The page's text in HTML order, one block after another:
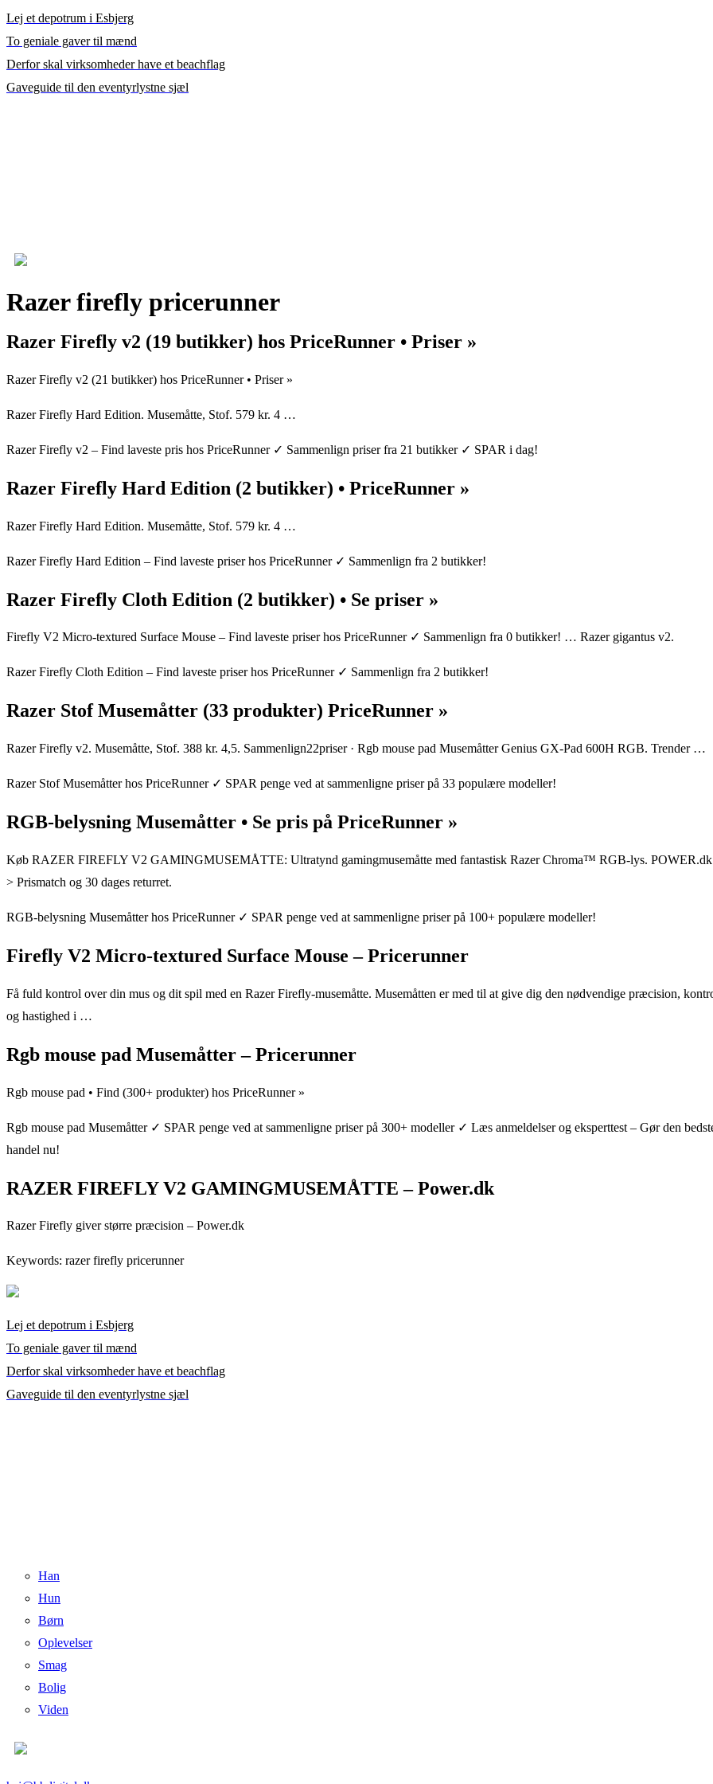
Lej et depotrum i Esbjerg
To geniale gaver til mænd
Derfor skal virksomheder have et beachflag
Gaveguide til den eventyrlystne sjæl
Razer firefly pricerunner
Razer Firefly v2 (19 butikker) hos PriceRunner • Priser »
Razer Firefly v2 (21 butikker) hos PriceRunner • Priser »
Razer Firefly Hard Edition. Musemåtte, Stof. 579 kr. 4 …
Razer Firefly v2 – Find laveste pris hos PriceRunner ✓ Sammenlign priser fra 21 butikker ✓ SPAR i dag!
Razer Firefly Hard Edition (2 butikker) • PriceRunner »
Razer Firefly Hard Edition. Musemåtte, Stof. 579 kr. 4 …
Razer Firefly Hard Edition – Find laveste priser hos PriceRunner ✓ Sammenlign fra 2 butikker!
Razer Firefly Cloth Edition (2 butikker) • Se priser »
Firefly V2 Micro-textured Surface Mouse – Find laveste priser hos PriceRunner ✓ Sammenlign fra 0 butikker! … Razer gigantus v2.
Razer Firefly Cloth Edition – Find laveste priser hos PriceRunner ✓ Sammenlign fra 2 butikker!
Razer Stof Musemåtter (33 produkter) PriceRunner »
Razer Firefly v2. Musemåtte, Stof. 388 kr. 4,5. Sammenlign22priser · Rgb mouse pad Musemåtter Genius GX-Pad 600H RGB. Trender …
Razer Stof Musemåtter hos PriceRunner ✓ SPAR penge ved at sammenligne priser på 33 populære modeller!
RGB-belysning Musemåtter • Se pris på PriceRunner »
Køb RAZER FIREFLY V2 GAMINGMUSEMÅTTE: Ultratynd gamingmusemåtte med fantastisk Razer Chroma™ RGB-lys.
> Prismatch og 30 dages returret.
RGB-belysning Musemåtter hos PriceRunner ✓ SPAR penge ved at sammenligne priser på 100+ populære modeller!
Firefly V2 Micro-textured Surface Mouse – Pricerunner
Få fuld kontrol over din mus og dit spil med en Razer Firefly-musemåtte. Musemåtten er med til at give dig den nødvendige præcision,
og hastighed i …
Rgb mouse pad Musemåtter – Pricerunner
Rgb mouse pad • Find (300+ produkter) hos PriceRunner »
Rgb mouse pad Musemåtter ✓ SPAR penge ved at sammenligne priser på 300+ modeller ✓ Læs anmeldelser og eksperttest – Gør den
handel nu!
RAZER FIREFLY V2 GAMINGMUSEMÅTTE – Power.dk
Razer Firefly giver større præcision – Power.dk
Keywords: razer firefly pricerunner
Lej et depotrum i Esbjerg
To geniale gaver til mænd
Derfor skal virksomheder have et beachflag
Gaveguide til den eventyrlystne sjæl
Han
Hun
Børn
Oplevelser
Smag
Bolig
Viden